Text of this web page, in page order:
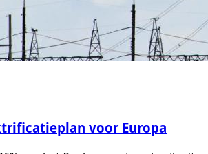
voor Europa